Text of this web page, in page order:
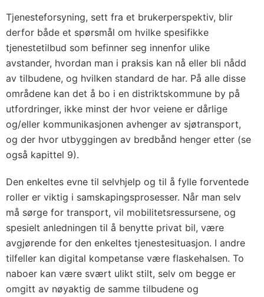
Tjenesteforsyning, sett fra et brukerperspektiv, blir
derfor både et spørsmål om hvilke spesifikke
tjenestetilbud som befinner seg innenfor ulike
avstander, hvordan man i praksis kan nå eller bli nådd
av tilbudene, og hvilken standard de har. På alle disse
områdene kan det å bo i en distriktskommune by på
utfordringer, ikke minst der hvor veiene er dårlige
og/eller kommunikasjonen avhenger av sjøtransport,
og der hvor utbyggingen av bredbånd henger etter (se
også kapittel 9).
Den enkeltes evne til selvhjelp og til å fylle forventede
roller er viktig i samskapingsprosesser. Når man selv
må sørge for transport, vil mobilitetsressursene, og
spesielt anledningen til å benytte privat bil, være
avgjørende for den enkeltes tjenestesituasjon. I andre
tilfeller kan digital kompetanse være flaskehalsen. To
naboer kan være svært ulikt stilt, selv om begge er
omgitt av nøyaktig de samme tilbudene og